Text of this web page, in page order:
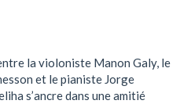
la violoniste Manon Galy, le
et le pianiste Jorge
s’ancre dans une amitié